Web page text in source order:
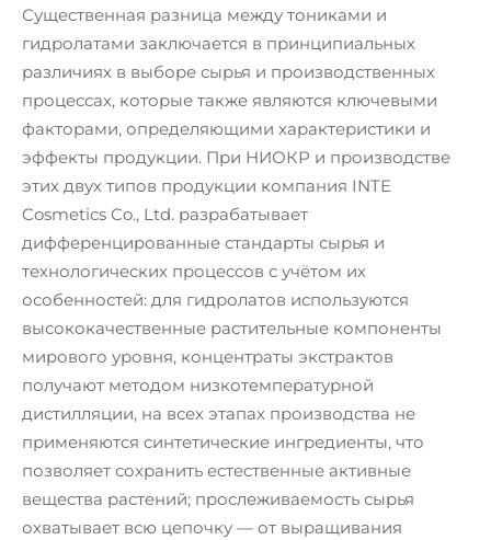
Существенная разница между тониками и
гидролатами заключается в принципиальных
различиях в выборе сырья и производственных
процессах, которые также являются ключевыми
факторами, определяющими характеристики и
эффекты продукции. При НИОКР и производстве
этих двух типов продукции компания INTE
Cosmetics Co., Ltd. разрабатывает
дифференцированные стандарты сырья и
технологических процессов с учётом их
особенностей: для гидролатов используются
высококачественные растительные компоненты
мирового уровня, концентраты экстрактов
получают методом низкотемпературной
дистилляции, на всех этапах производства не
применяются синтетические ингредиенты, что
позволяет сохранить естественные активные
вещества растений; прослеживаемость сырья
охватывает всю цепочку — от выращивания